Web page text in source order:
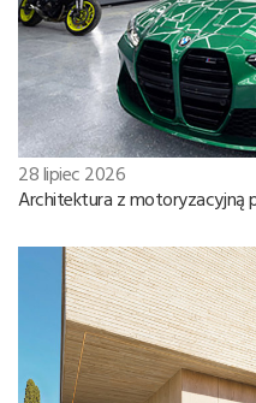
28 lipiec 2026
Architektura z motoryzacyjną